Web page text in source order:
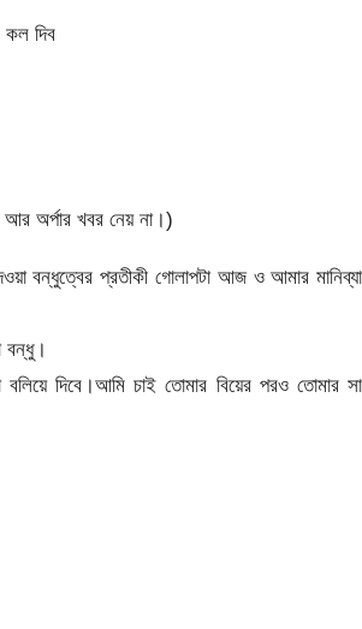
দিব
আর অর্পার খবর নেয় না।)
বন্ধুত্বের প্রতীকী গোলাপটা আজ ও আমার
বন্ধু।
দিবে।আমি চাই তোমার বিয়ের পরও তোমার